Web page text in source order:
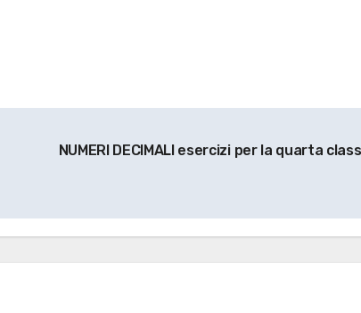
NUMERI DECIMALI esercizi per la quarta
CONTENUTO